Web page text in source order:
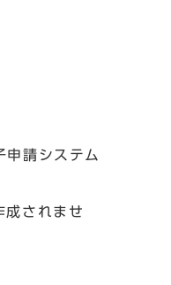
請システム
成されませ